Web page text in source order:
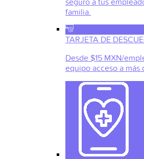
familia.
TARJETA DE
Desde $15 MXN/
equipo acceso a más